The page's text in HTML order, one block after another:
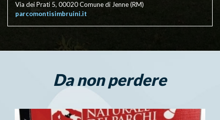
Via dei Prati 5, 00020 Comune di Jenne (RM)
parcomontisimbruini.it
Da non perdere